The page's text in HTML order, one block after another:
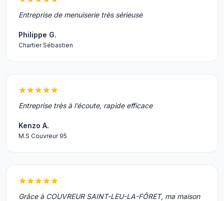
Entreprise de menuiserie très sérieuse
Philippe G.
Chartier Sébastien
Entreprise très à l’écoute, rapide efficace
Kenzo A.
M.S Couvreur 95
Grâce à COUVREUR SAINT-LEU-LA-FÔRET, ma maison